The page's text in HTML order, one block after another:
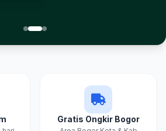
Gratis Ongkir Bogor